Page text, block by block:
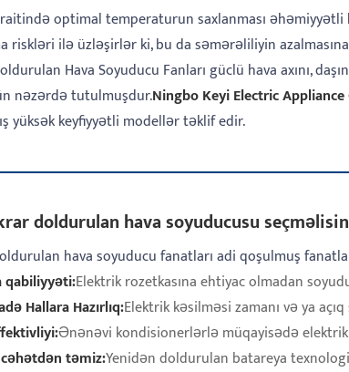
optimal temperaturun saxlanması
riskləri ilə üzləşirlər ki, bu da səmərəliliyin
Hava Soyuducu Fanları güclü hava axını,
nəzərdə tutulmuşdur.Ningbo Keyi Electric Appliance
yüksək keyfiyyətli modellər təklif edir.
doldurulan hava soyuducusu
hava soyuducu fanatları adi qoşulmuş
qabiliyyəti:Elektrik rozetkasına ehtiyac olmadan
Hallara Hazırlıq:Elektrik kəsilməsi zamanı və ya
Ənənəvi kondisionerlərlə müqayisədə elektrik
təmiz:Yenidən doldurulan batareya